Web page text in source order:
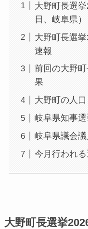
大野町長選
日、岐阜県）
大野町長選
速報
前回の大野
果
大野町の人
岐阜県知事選
岐阜県議会
今月行われ
大野町長選挙